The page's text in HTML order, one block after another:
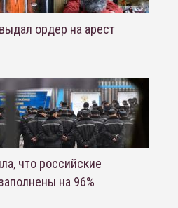
ордер на арест
что российские
на 96%